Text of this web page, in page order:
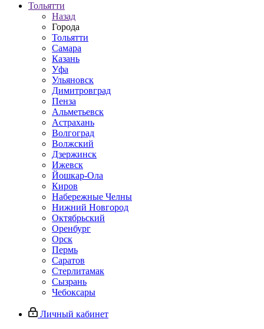
Тольятти
Назад
Города
Тольятти
Самара
Казань
Уфа
Ульяновск
Димитровград
Пенза
Альметьевск
Астрахань
Волгоград
Волжский
Дзержинск
Ижевск
Йошкар-Ола
Киров
Набережные Челны
Нижний Новгород
Октябрьский
Оренбург
Орск
Пермь
Саратов
Стерлитамак
Сызрань
Чебоксары
Личный кабинет